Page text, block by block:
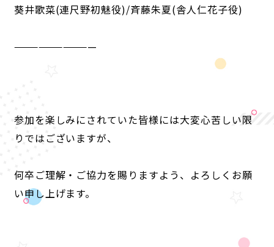
葵井歌菜(連尺野初魅役)/斉藤朱夏(舎人仁花子役)
——————————
参加を楽しみにされていた皆様には大変心苦しい限
りではございますが、
何卒ご理解・ご協力を賜りますよう、よろしくお願
い申し上げます。